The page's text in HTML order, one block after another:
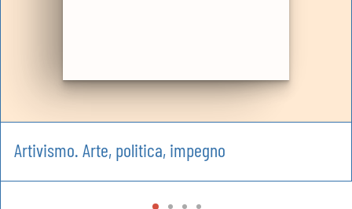
Artivismo. Arte, politica, impegno